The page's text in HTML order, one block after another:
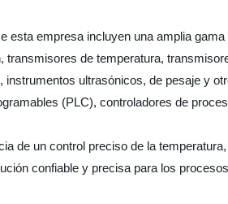
esta empresa incluyen una amplia
transmisores de temperatura,
instrumentos ultrasónicos, de pesaje y
(PLC), controladores de
de un control preciso de la
confiable y precisa para los